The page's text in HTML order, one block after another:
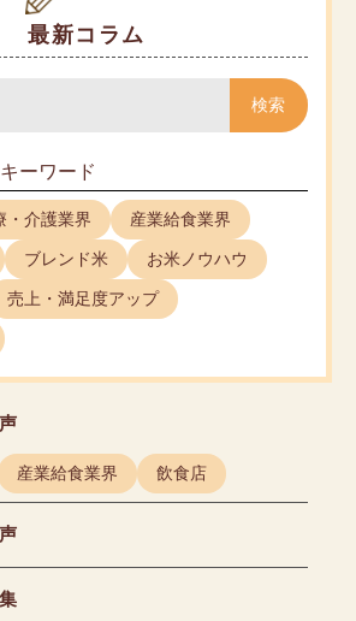
最新コラム
検索
ーワード
・介護業界 産業給食業界
ブレンド米 お米ノウハウ
売上・満足度アップ
産業給食業界 飲食店